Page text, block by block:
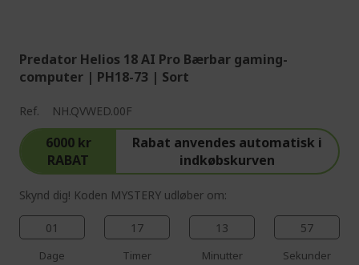
Predator Helios 18 AI Pro Bærbar gaming-
computer | PH18-73 | Sort
Ref. NH.QVWED.00F
6000 kr
RABAT
Rabat anvendes automatisk i
indkøbskurven
Skynd dig! Koden MYSTERY udløber om:
01
Dage
17
Timer
13
Minutter
57
Sekunder